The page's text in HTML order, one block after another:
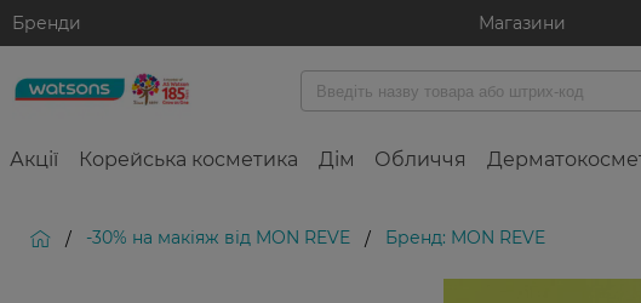
Бренди Магазини
Акції Корейська косметика Дім Обличчя
/ -30% на макіяж від MON REVE / Бренд: MON REVE